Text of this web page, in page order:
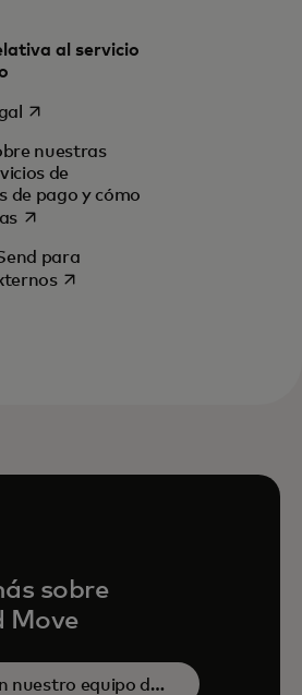
al servicio
se abre en una pestaña nueva
nuestras
de
de pago y cómo
se abre en una pestaña nueva
para
se abre en una pestaña nueva
sobre
Move
nuestro equipo de